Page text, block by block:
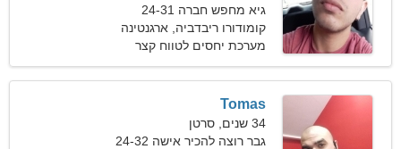
גיא מחפש חברה 24-31
קומודורו ריבדביה, ארגנטינה
מערכת יחסים לטווח קצר
Tomas
34 שנים, סרטן
גבר רוצה להכיר אישה 24-32